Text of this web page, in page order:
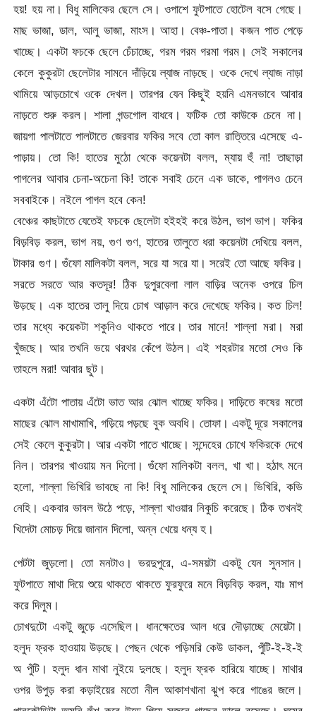
হয়! হয় না। বিধু মালিকের ছেলে সে। ওপাশে ফুটপাতে হোটেল বসে গেছে।
মাছ ভাজা, ডাল, আলু ভাজা, মাংস। আহা। বেঞ্চ-পাতা। কজন পাত পেড়ে
খাচ্ছে। একটা ফচকে ছেলে চেঁচাচ্ছে, গরম গরম গরমা গরম। সেই সকালের
কেলে কুকুরটা ছেলেটার সামনে দাঁড়িয়ে ল্যাজ নাড়ছে। ওকে দেখে ল্যাজ নাড়া
থামিয়ে আড়চোখে ওকে দেখল। তারপর যেন কিছুই হয়নি এমনভাবে আবার
নাড়তে শুরু করল। শালা গন্ডগোল বাধবে। ফটিক তো কাউকে চেনে না।
জায়গা পালটাতে পালটাতে জেরবার ফকির সবে তো কাল রাত্তিরে এসেছে এ-
পাড়ায়। তো কি! হাতের মুঠো থেকে কয়েনটা বলল, ম্যায় হুঁ না! তাছাড়া
পাগলের আবার চেনা-অচেনা কি! তাকে সবাই চেনে এক ডাকে, পাগলও চেনে
সববাইকে। নইলে পাগল হবে কেন!
বেঞ্চের কাছটাতে যেতেই ফচকে ছেলেটা হইহই করে উঠল, ভাগ ভাগ। ফকির
বিড়বিড় করল, ভাগ নয়, গুণ গুণ, হাতের তালুতে ধরা কয়েনটা দেখিয়ে বলল,
টাকার গুণ। গুঁফো মালিকটা বলল, সরে যা সরে যা। সরেই তো আছে ফকির।
সরতে সরতে আর কতদূর! ঠিক দুপুরবেলা লাল বাড়ির অনেক ওপরে চিল
উড়ছে। এক হাতের তালু দিয়ে চোখ আড়াল করে দেখেছে ফকির। কত চিল!
তার মধ্যে কয়েকটা শকুনিও থাকতে পারে। তার মানে! শাল্লা মরা। মরা
খুঁজছে। আর তখনি ভয়ে থরথর কেঁপে উঠল। এই শহরটার মতো সেও কি
তাহলে মরা! আবার ছুট।
একটা এঁটো পাতায় এঁটো ভাত আর ঝোল খাচ্ছে ফকির। দাড়িতে কষের মতো
মাছের ঝোল মাখামাখি, গড়িয়ে পড়ছে বুক অবধি। তোফা। একটু দূরে সকালের
সেই কেলে কুকুরটা। আর একটা পাতে খাচ্ছে। সন্দেহের চোখে ফকিরকে দেখে
নিল। তারপর খাওয়ায় মন দিলো। গুঁফো মালিকটা বলল, খা খা। হঠাৎ মনে
হলো, শাল্লা ভিখিরি ভাবছে না কি! বিধু মালিকের ছেলে সে। ভিখিরি, কভি
নেহি। একবার ভাবল উঠে পড়ে, শাল্লা খাওয়ার নিকুচি করেছে। ঠিক তখনই
খিদেটা মোচড় দিয়ে জানান দিলো, অন্ন খেয়ে ধন্য হ।
পেটটা জুড়লো। তো মনটাও। ভরদুপুরে, এ-সময়টা একটু যেন সুনসান।
ফুটপাতে মাথা দিয়ে শুয়ে থাকতে থাকতে ফুরফুরে মনে বিড়বিড় করল, যাঃ মাপ
করে দিলুম।
চোখদুটো একটু জুড়ে এসেছিল। ধানক্ষেতের আল ধরে দৌড়াচ্ছে মেয়েটা।
হলুদ ফ্রক হাওয়ায় উড়ছে। পেছন থেকে পড়িমরি কেউ ডাকল, পুঁটি-ই-ই-ই
অ পুঁটি। হলুদ ধান মাথা নুইয়ে দুলছে। হলুদ ফ্রক হারিয়ে যাচ্ছে। মাথার
ওপর উপুড় করা কড়াইয়ের মতো নীল আকাশখানা ঝুপ করে গাঙের জলে।